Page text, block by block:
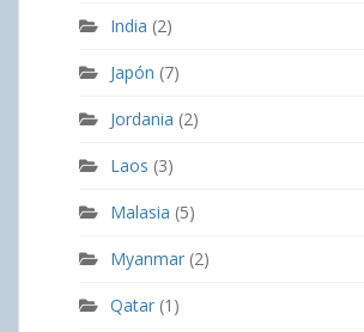
India (2)
Japón (7)
Jordania (2)
Laos (3)
Malasia (5)
Myanmar (2)
Qatar (1)